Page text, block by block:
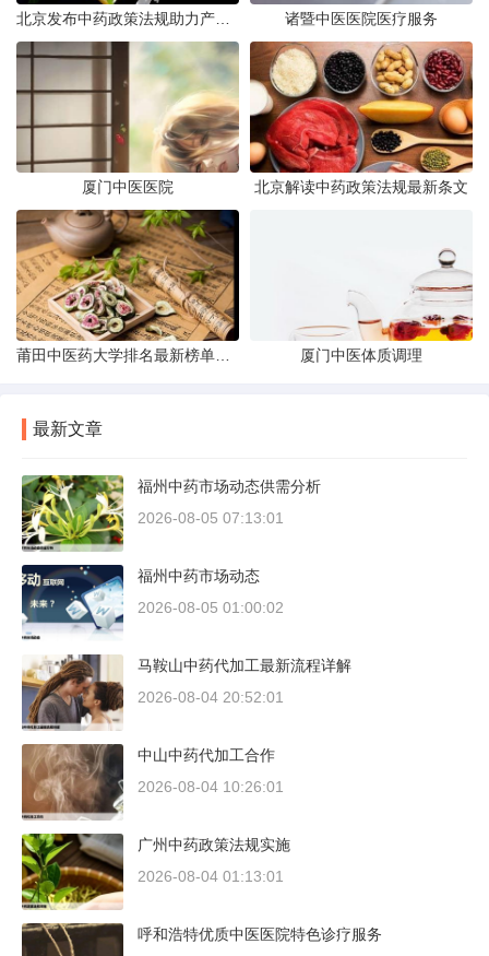
诸暨中医医院医疗服务
厦门中医医院 北京解读中药政策法规最新条文
厦门中医体质调理
最新文章
福州中药市场动态供需分析
2026-08-05 07:13:01
福州中药市场动态
2026-08-05 01:00:02
马鞍山中药代加工最新流程详解
2026-08-04 20:52:01
中山中药代加工合作
2026-08-04 10:26:01
广州中药政策法规实施
2026-08-04 01:13:01
呼和浩特优质中医医院特色诊疗服务